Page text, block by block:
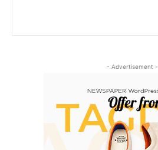
- Advertisement -